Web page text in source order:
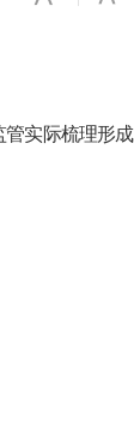
实际梳理形